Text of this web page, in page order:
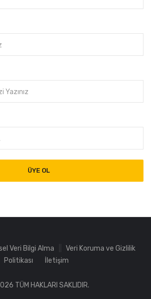
ÜYE OL
Veri Bilgi Alma
Veri Koruma ve Gizlilik
Politikası
İletişim
TÜM HAKLARI SAKLIDIR.